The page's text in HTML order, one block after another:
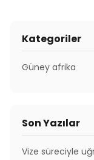
Kategoriler
Güney afrika
Son Yazılar
Vize süreciyle